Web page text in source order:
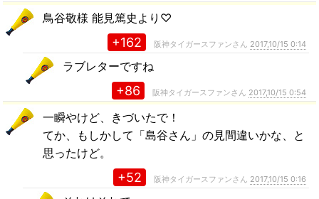
鳥谷敬様 能見篤史より♡
+162 阪神タイガースファンさん 2017,10/15 0:14
ラブレターですね
+86 阪神タイガースファンさん 2017,10/15 0:54
一瞬やけど、きづいたで！
てか、もしかして「島谷さん」の見間違いかな、と
思ったけど。
+52 阪神タイガースファンさん 2017,10/15 0:16